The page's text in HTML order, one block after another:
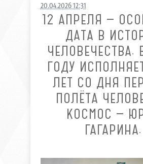
20.04.2026 12:31
12 АПРЕЛЯ —
ДАТА В
ЧЕЛОВЕЧЕСТВА.
ГОДУ
ЛЕТ СО ДНЯ
ПОЛЁТА
КОСМОС —
ГАГАРИНА.